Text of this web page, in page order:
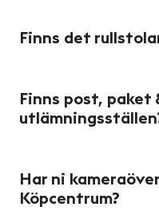
Finns det
Finns post, paket
Har ni
Köpcentrum?